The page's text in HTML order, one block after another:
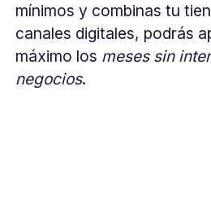
mínimos y combinas tu
canales digitales, podrás
máximo los meses sin
negocios.